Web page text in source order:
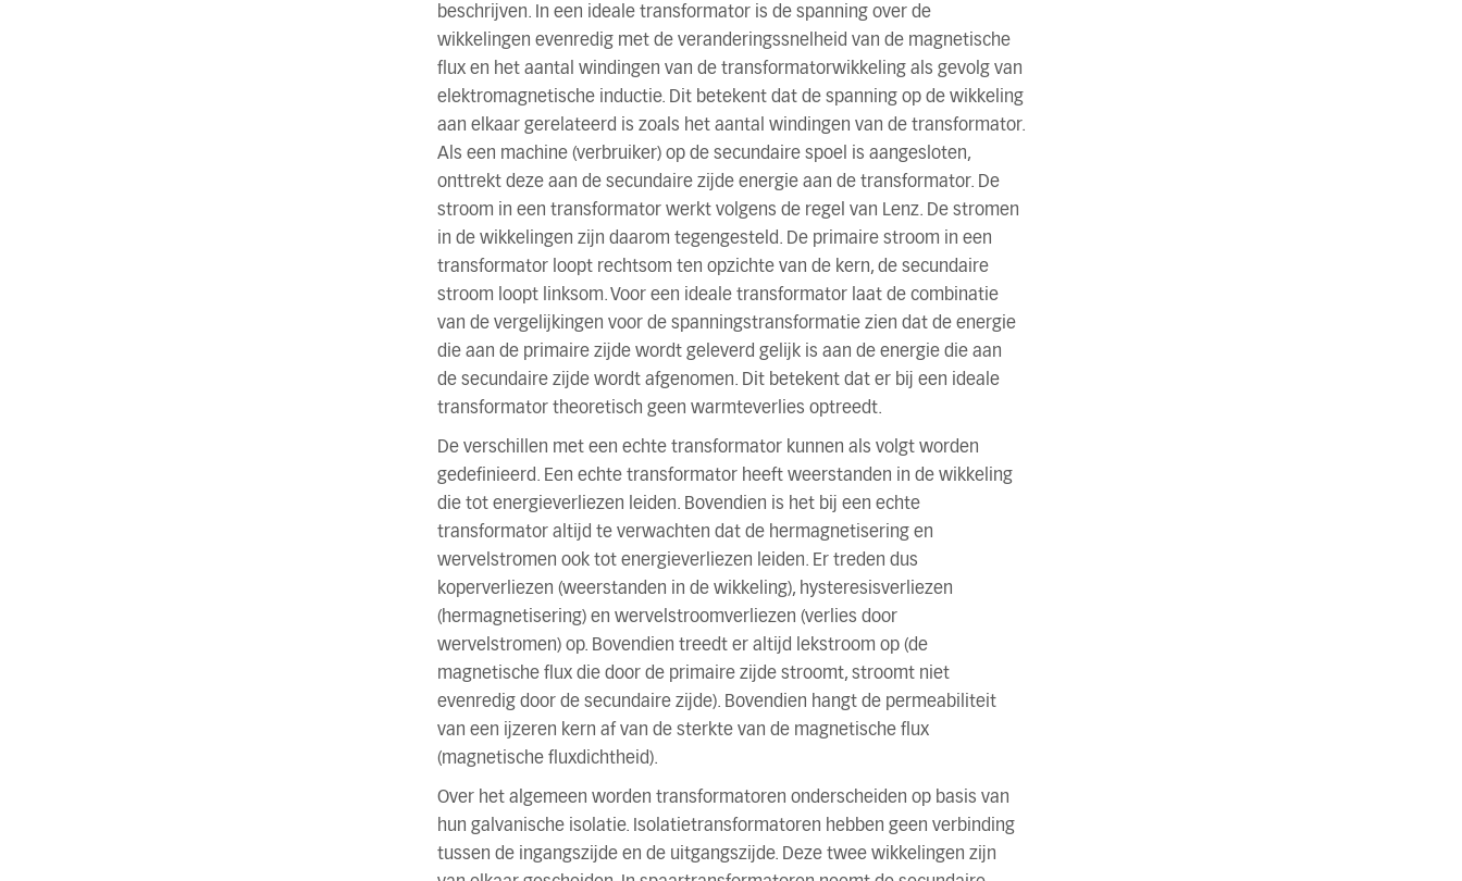
beschrijven. In een ideale transformator is de spanning over de
wikkelingen evenredig met de veranderingssnelheid van de magnetische
flux en het aantal windingen van de transformatorwikkeling als gevolg van
elektromagnetische inductie. Dit betekent dat de spanning op de wikkeling
aan elkaar gerelateerd is zoals het aantal windingen van de transformator.
Als een machine (verbruiker) op de secundaire spoel is aangesloten,
onttrekt deze aan de secundaire zijde energie aan de transformator. De
stroom in een transformator werkt volgens de regel van Lenz. De stromen
in de wikkelingen zijn daarom tegengesteld. De primaire stroom in een
transformator loopt rechtsom ten opzichte van de kern, de secundaire
stroom loopt linksom. Voor een ideale transformator laat de combinatie
van de vergelijkingen voor de spanningstransformatie zien dat de energie
die aan de primaire zijde wordt geleverd gelijk is aan de energie die aan
de secundaire zijde wordt afgenomen. Dit betekent dat er bij een ideale
transformator theoretisch geen warmteverlies optreedt.
De verschillen met een echte transformator kunnen als volgt worden
gedefinieerd. Een echte transformator heeft weerstanden in de wikkeling
die tot energieverliezen leiden. Bovendien is het bij een echte
transformator altijd te verwachten dat de hermagnetisering en
wervelstromen ook tot energieverliezen leiden. Er treden dus
koperverliezen (weerstanden in de wikkeling), hysteresisverliezen
(hermagnetisering) en wervelstroomverliezen (verlies door
wervelstromen) op. Bovendien treedt er altijd lekstroom op (de
magnetische flux die door de primaire zijde stroomt, stroomt niet
evenredig door de secundaire zijde). Bovendien hangt de permeabiliteit
van een ijzeren kern af van de sterkte van de magnetische flux
(magnetische fluxdichtheid).
Over het algemeen worden transformatoren onderscheiden op basis van
hun galvanische isolatie. Isolatietransformatoren hebben geen verbinding
tussen de ingangszijde en de uitgangszijde. Deze twee wikkelingen zijn